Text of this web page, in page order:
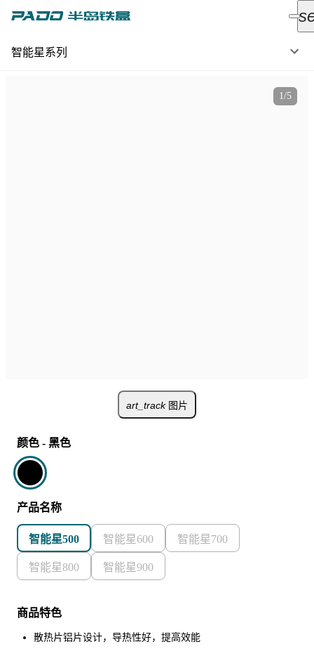
智能星系列
1/5
art_track 图片
颜色 - 黑色
产品名称
智能星500 智能星600 智能星700
智能星800 智能星900
商品特色
散热片铝片设计，导热性好，提高效能